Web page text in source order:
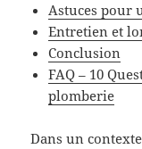
Astuces pour
Entretien et
Conclusion
FAQ – 10
plomberie
Dans un